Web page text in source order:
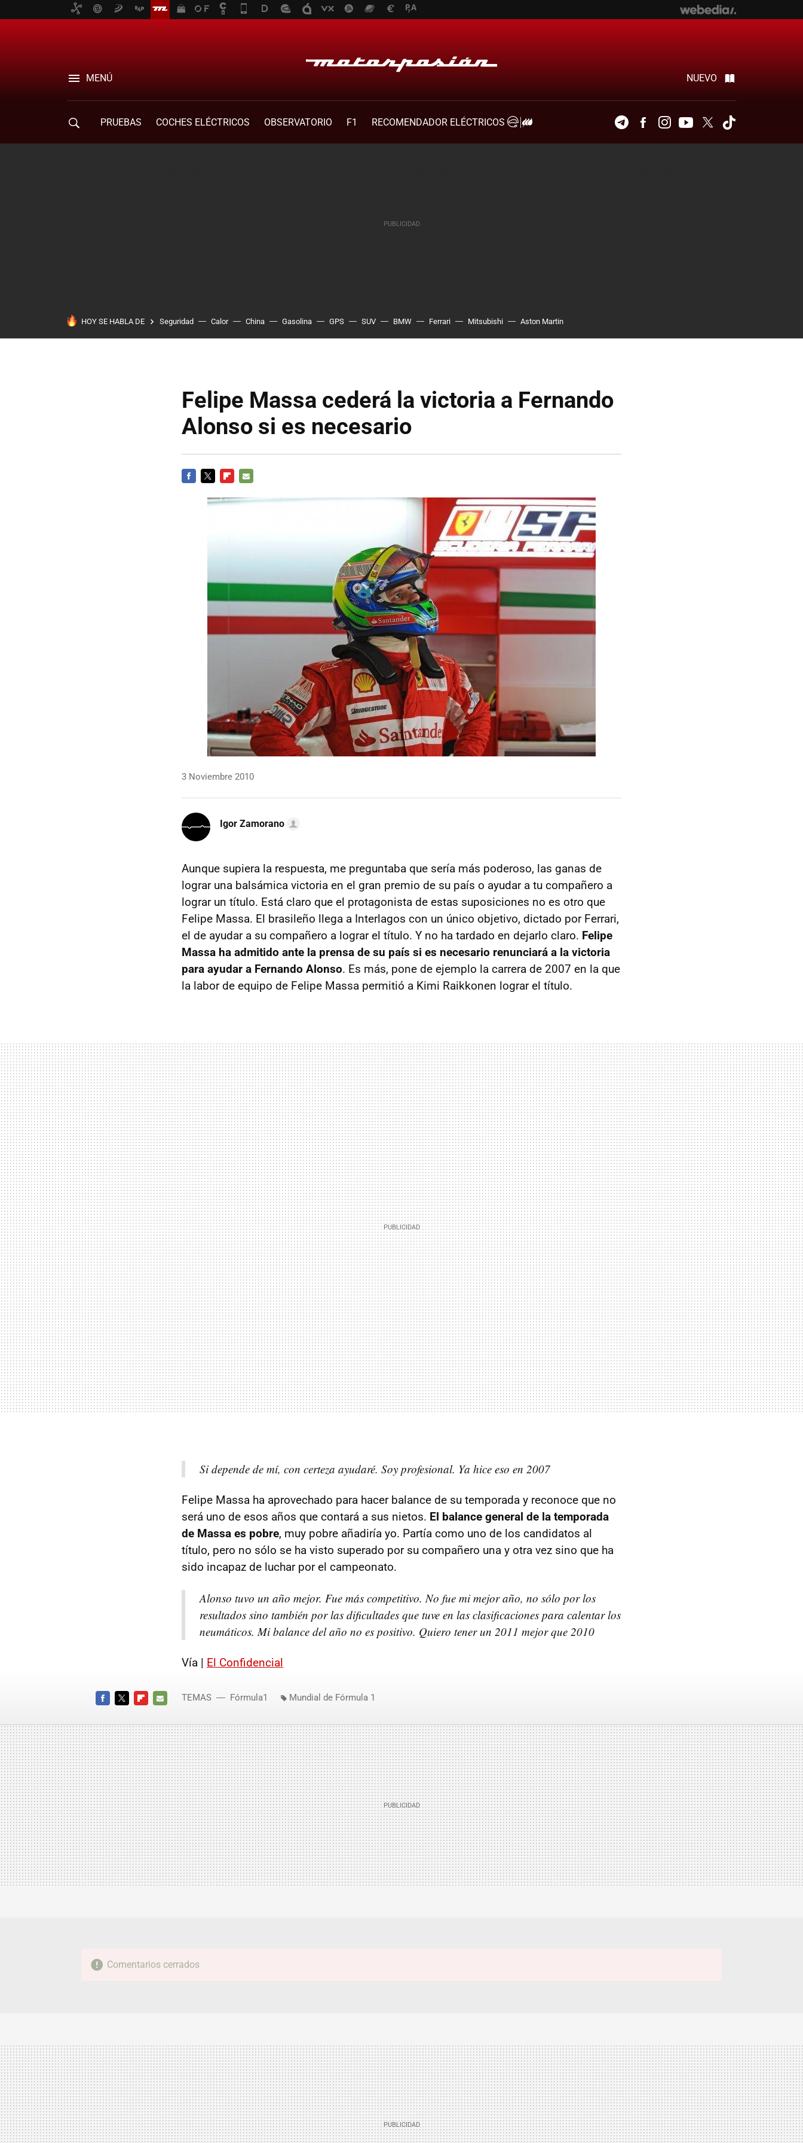
MENÚ NUEVO
PRUEBAS COCHES ELÉCTRICOS OBSERVATORIO F1
RECOMENDADOR ELÉCTRICOS
TelegramFacebookInstagramYoutubeTwitter
HOY SE HABLA DE Seguridad Calor China Gasolina GPS SUV BMW Ferrari Mitsubishi Aston Martin
Felipe Massa cederá la victoria a Fernando
Alonso si es necesario
MAIL
3 Noviembre 2010
Igor Zamorano
Aunque supiera la respuesta, me preguntaba que sería más poderoso, las ganas de
lograr una balsámica victoria en el gran premio de su país o ayudar a tu compañero a
lograr un título. Está claro que el protagonista de estas suposiciones no es otro que
Felipe Massa. El brasileño llega a Interlagos con un único objetivo, dictado por Ferrari,
el de ayudar a su compañero a lograr el título. Y no ha tardado en dejarlo claro. Felipe
Massa ha admitido ante la prensa de su país si es necesario renunciará a la victoria
para ayudar a Fernando Alonso. Es más, pone de ejemplo la carrera de 2007 en la que
la labor de equipo de Felipe Massa permitió a Kimi Raikkonen lograr el título.
Si depende de mí, con certeza ayudaré. Soy profesional. Ya hice eso en 2007
Felipe Massa ha aprovechado para hacer balance de su temporada y reconoce que no
será uno de esos años que contará a sus nietos. El balance general de la temporada
de Massa es pobre, muy pobre añadiría yo. Partía como uno de los candidatos al
título, pero no sólo se ha visto superado por su compañero una y otra vez sino que ha
sido incapaz de luchar por el campeonato.
Alonso tuvo un año mejor. Fue más competitivo. No fue mi mejor año, no sólo por los
resultados sino también por las dificultades que tuve en las clasificaciones para calentar los
neumáticos. Mi balance del año no es positivo. Quiero tener un 2011 mejor que 2010
Vía | El Confidencial
MAIL
TEMAS Fórmula1 Mundial de Fórmula 1
Comentarios cerrados